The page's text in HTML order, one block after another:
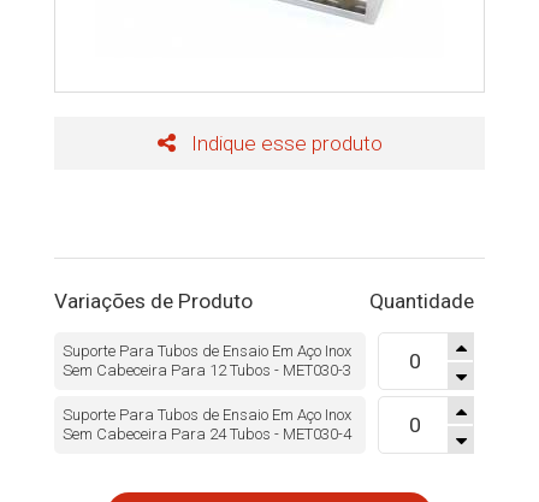
Indique esse produto
Variações de Produto Quantidade
Suporte Para Tubos de Ensaio Em Aço Inox
Sem Cabeceira Para 12 Tubos - MET030-3
Suporte Para Tubos de Ensaio Em Aço Inox
Sem Cabeceira Para 24 Tubos - MET030-4